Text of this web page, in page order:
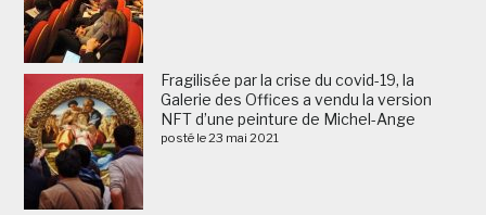
Fragilisée par la crise du covid-19, la
Galerie des Offices a vendu la version
NFT d’une peinture de Michel-Ange
posté le 23 mai 2021